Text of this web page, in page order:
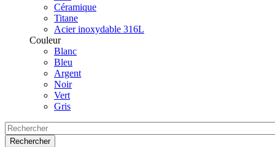
Céramique
Titane
Acier inoxydable 316L
Couleur
Blanc
Bleu
Argent
Noir
Vert
Gris
Rechercher